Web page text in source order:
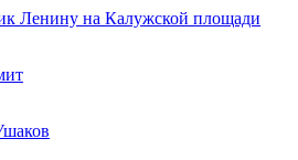
Ленину на Калужской площади